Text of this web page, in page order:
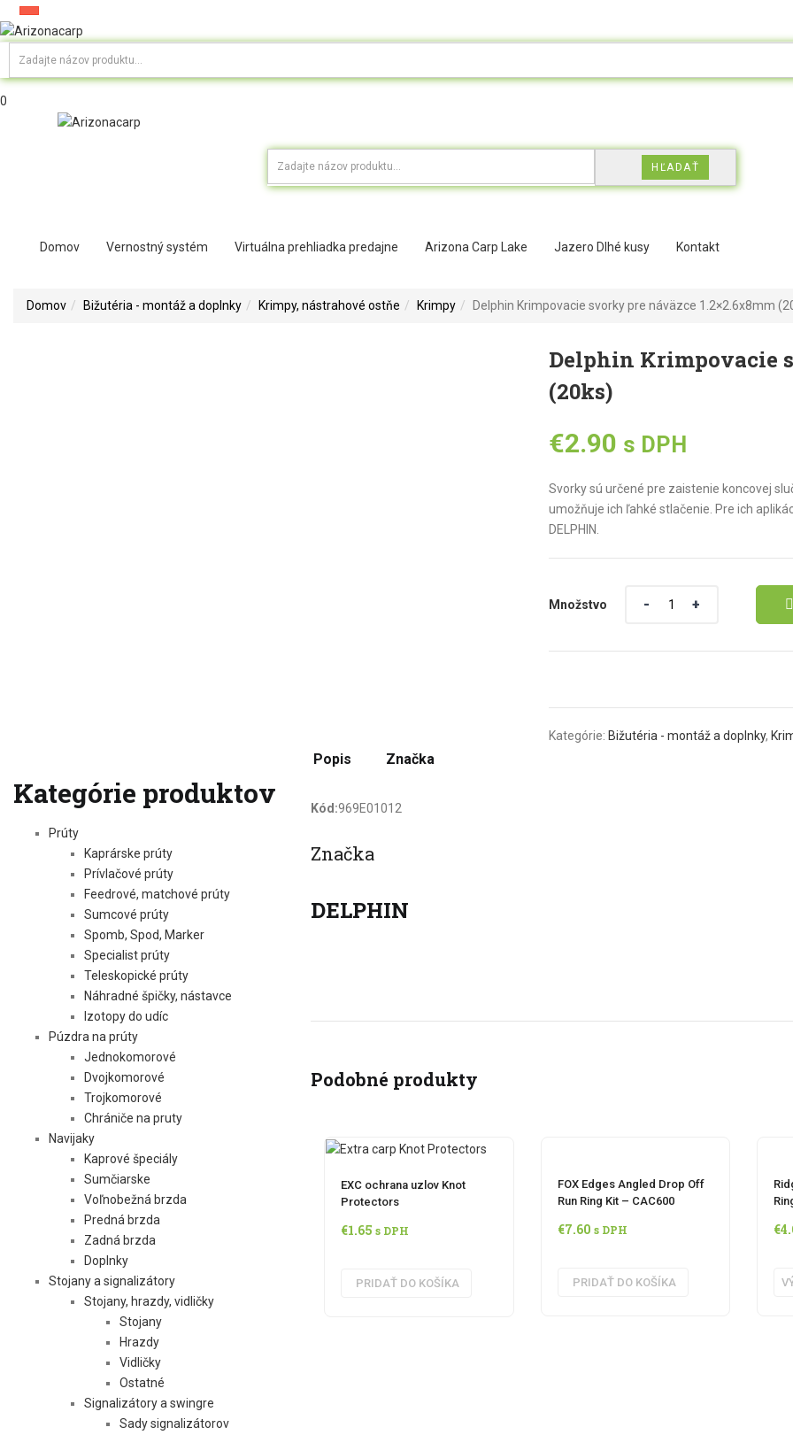
0
HĽADAŤ
Domov Vernostný systém Virtuálna prehliadka predajne Arizona Carp Lake Jazero Dlhé kusy Kontakt
Domov Bižutéria - montáž a doplnky Krimpy, nástrahové ostňe Krimpy Delphin Krimpovacie svorky pre náväzce 1.2×2.6x8mm
Delphin Krimpovacie
(20ks)
€2.90 s DPH
Svorky sú určené pre zaistenie koncovej
umožňuje ich ľahké stlačenie. Pre ich
DELPHIN.
Množstvo
Množstvo
Kategórie: Bižutéria - montáž a doplnky,
Popis Značka
Kód:969E01012
Značka
DELPHIN
Podobné produkty
EXC ochrana uzlov Knot
Protectors
€1.65 s DPH
PRIDAŤ DO KOŠÍKA
FOX Edges Angled Drop Off
Run Ring Kit – CAC600
€7.60 s DPH
PRIDAŤ DO KOŠÍKA
€
Kategórie produktov
Prúty
Kaprárske prúty
Prívlačové prúty
Feedrové, matchové prúty
Sumcové prúty
Spomb, Spod, Marker
Specialist prúty
Teleskopické prúty
Náhradné špičky, nástavce
Izotopy do udíc
Púzdra na prúty
Jednokomorové
Dvojkomorové
Trojkomorové
Chrániče na pruty
Navijaky
Kaprové špeciály
Sumčiarske
Voľnobežná brzda
Predná brzda
Zadná brzda
Doplnky
Stojany a signalizátory
Stojany, hrazdy, vidličky
Stojany
Hrazdy
Vidličky
Ostatné
Signalizátory a swingre
Sady signalizátorov